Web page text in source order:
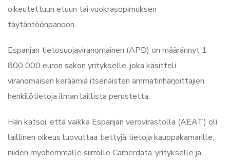
oikeutettuun etuun tai vuokrasopimuksen
täytäntöönpanoon.
Espanjan tietosuojaviranomainen (APD) on määrännyt 1
800 000 euron sakon yritykselle, joka käsitteli
viranomaisen keräämiä itsenäisten ammatinharjoittajien
henkilötietoja ilman laillista perustetta.
Hän katsoi, että vaikka Espanjan verovirastolla (AEAT) oli
laillinen oikeus luovuttaa tiettyjä tietoja kauppakamarille,
niiden myöhemmälle siirrolle Camerdata-yritykselle ja